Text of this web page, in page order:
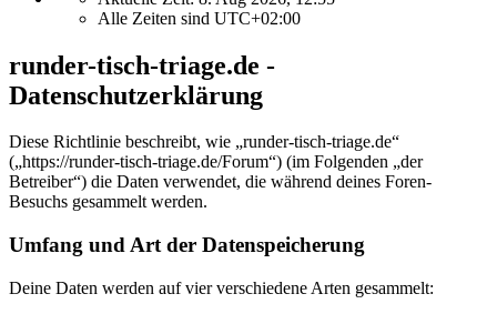
Alle Zeiten sind UTC+02:00
runder-tisch-triage.de -
Datenschutzerklärung
Diese Richtlinie beschreibt, wie „runder-tisch-triage.de“
(„https://runder-tisch-triage.de/Forum“) (im Folgenden „der
Betreiber“) die Daten verwendet, die während deines Foren-
Besuchs gesammelt werden.
Umfang und Art der Datenspeicherung
Deine Daten werden auf vier verschiedene Arten gesammelt: